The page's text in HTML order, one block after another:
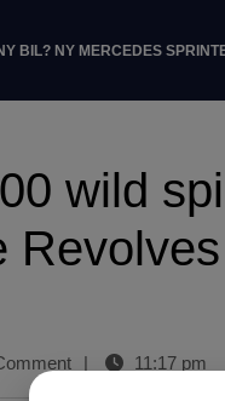
BIL? NY MERCEDES
wild
| 11:17 pm